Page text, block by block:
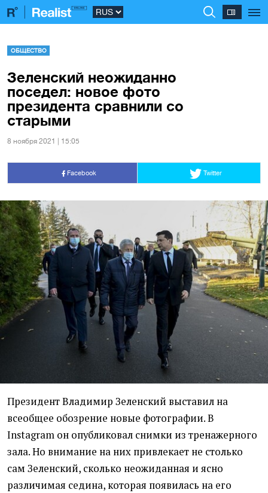
ОБЩЕСТВО
Зеленский неожиданно
поседел: новое фото
президента сравнили со
старыми
8 ноября 2021 | 15:05
Facebook Twitter
Президент Владимир Зеленский выставил на
всеобщее обозрение новые фотографии. В
Instagram он опубликовал снимки из тренажерного
зала. Но внимание на них привлекает не столько
сам Зеленский, сколько неожиданная и ясно
различимая седина, которая появилась на его